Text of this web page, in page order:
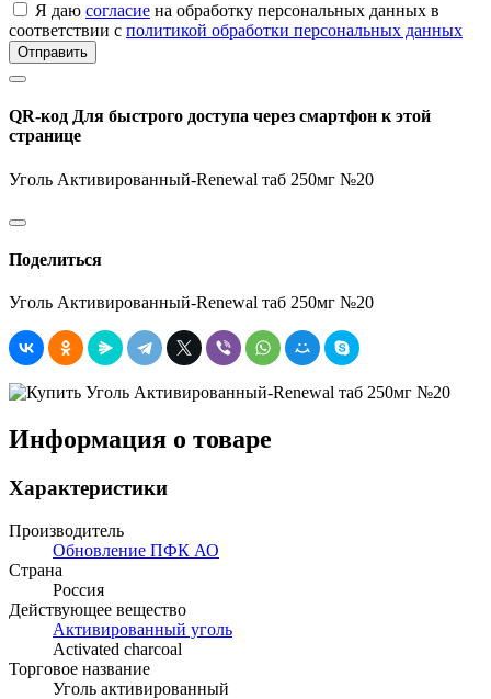
Я даю согласие на обработку персональных данных в
соответствии с политикой обработки персональных данных
Отправить
QR-код Для быстрого доступа через смартфон к этой
странице
Уголь Активированный-Renewal таб 250мг №20
Поделиться
Уголь Активированный-Renewal таб 250мг №20
Информация о товаре
Характеристики
Производитель
Обновление ПФК АО
Страна
Россия
Действующее вещество
Активированный уголь
Activated charcoal
Торговое название
Уголь активированный